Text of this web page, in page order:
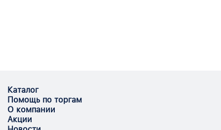
Каталог
Помощь по торгам
О компании
Акции